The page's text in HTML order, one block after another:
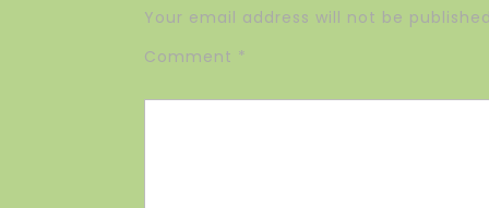
Your email address will not be
Comment *